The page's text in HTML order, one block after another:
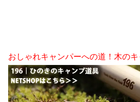
おしゃれキャンパーへの道！木の